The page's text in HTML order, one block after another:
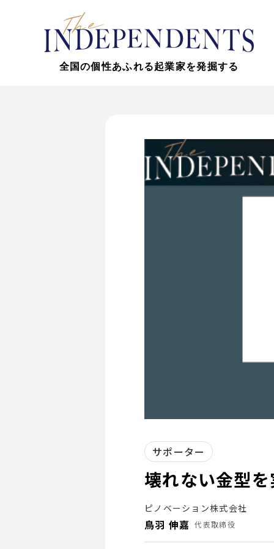
全国の個性あふれる起業家を発掘する
サポーター
壊れない金型
ピノベーション株式会社
鳥羽 伸嘉 代表取締役